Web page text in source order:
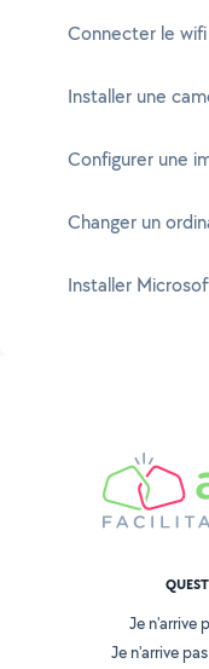
Connecter le wifi
Installer une
Configurer une
Changer un
Installer
Je n'arrive
Je n'arrive